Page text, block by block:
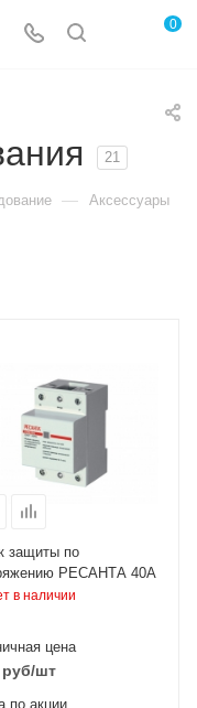
0
21
— Аксессуары
защиты по
РЕСАНТА 40A
в наличии
цена
/шт
по акции